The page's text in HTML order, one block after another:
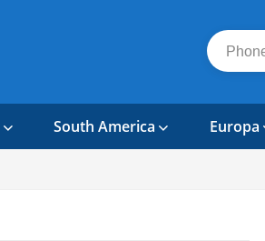
South America Europa